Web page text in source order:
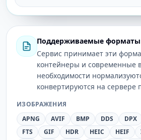
Поддерживаемые форматы
Сервис принимает эти
контейнеры и современные
необходимости
конвертируются на сервере
ИЗОБРАЖЕНИЯ
APNG
AVIF BMP DDS DPX
FTS
GIF HDR HEIC HEIF